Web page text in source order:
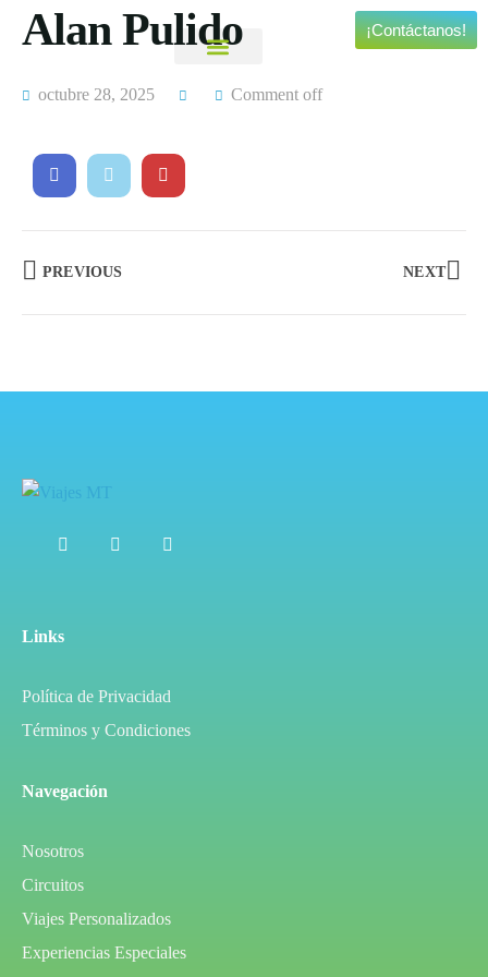
¡Contáctanos!
Alan Pulido
octubre 28, 2025 Comment off
PREVIOUS NEXT
Links
Política de Privacidad
Términos y Condiciones
Navegación
Nosotros
Circuitos
Viajes Personalizados
Experiencias Especiales